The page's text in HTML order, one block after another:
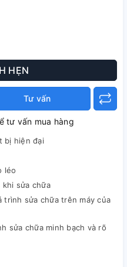
HẸN
Tư vấn
tư vấn mua hàng
bị hiện đại
léo
sửa chữa
sửa chữa trên máy của
sửa chữa minh bạch và rõ